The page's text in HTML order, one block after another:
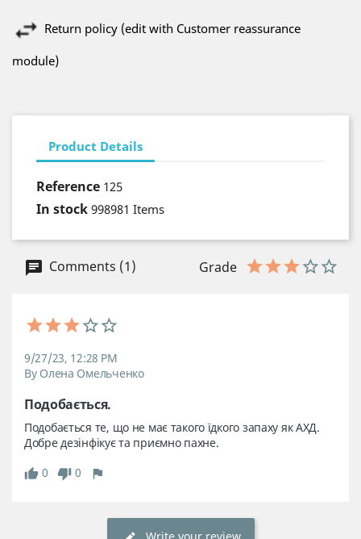
Return policy (edit with Customer reassurance
module)
Product Details
Reference 125
In stock 998981 Items
Comments (1) Grade
9/27/23, 12:28 PM
By Олена Омельченко
Подобається.
Подобається те, що не має такого їдкого запаху як АХД.
Добре дезінфікує та приємно пахне.
0
0